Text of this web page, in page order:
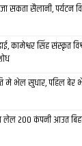
सकता सैलानी, पर्यटन
कामेश्वर सिंह संस्कृत
मे भेल सुधार, पहिल
200 कंपनी आउत